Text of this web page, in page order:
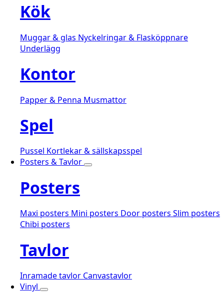
Kök
Muggar & glas Nyckelringar & Flasköppnare
Underlägg
Kontor
Papper & Penna Musmattor
Spel
Pussel Kortlekar & sällskapsspel
Posters & Tavlor
Posters
Maxi posters Mini posters Door posters Slim posters
Chibi posters
Tavlor
Inramade tavlor Canvastavlor
Vinyl